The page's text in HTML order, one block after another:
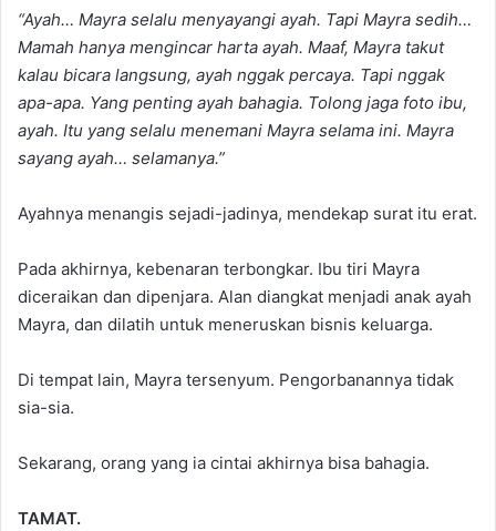
“Ayah… Mayra selalu menyayangi ayah. Tapi Mayra sedih…
Mamah hanya mengincar harta ayah. Maaf, Mayra takut
kalau bicara langsung, ayah nggak percaya. Tapi nggak
apa-apa. Yang penting ayah bahagia. Tolong jaga foto ibu,
ayah. Itu yang selalu menemani Mayra selama ini. Mayra
sayang ayah… selamanya.”
Ayahnya menangis sejadi-jadinya, mendekap surat itu erat.
Pada akhirnya, kebenaran terbongkar. Ibu tiri Mayra
diceraikan dan dipenjara. Alan diangkat menjadi anak ayah
Mayra, dan dilatih untuk meneruskan bisnis keluarga.
Di tempat lain, Mayra tersenyum. Pengorbanannya tidak
sia-sia.
Sekarang, orang yang ia cintai akhirnya bisa bahagia.
TAMAT.